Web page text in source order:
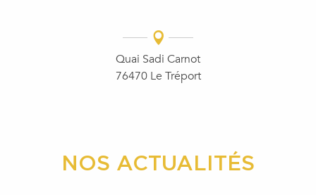
Quai Sadi Carnot
76470 Le Tréport
NOS ACTUALITÉS